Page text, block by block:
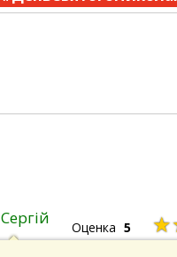
Сергій Оценка 5